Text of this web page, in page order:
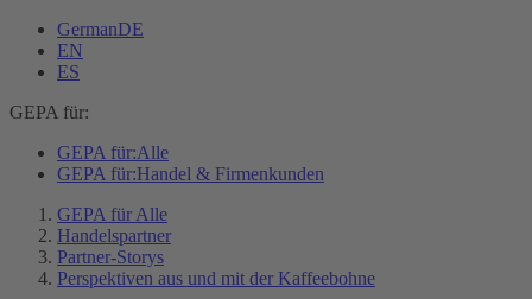
GermanDE
EN
ES
GEPA für:
GEPA für:Alle
GEPA für:Handel & Firmenkunden
GEPA für Alle
Handelspartner
Partner-Storys
Perspektiven aus und mit der Kaffeebohne